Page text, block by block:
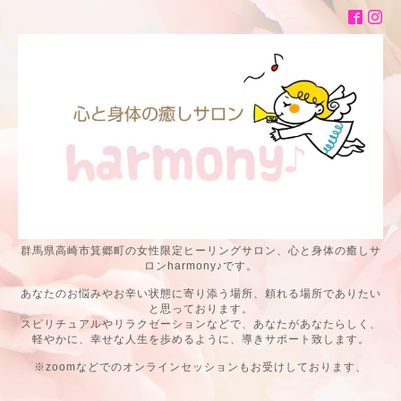
群馬県高崎市箕郷町の女性限定ヒーリングサロン、心と身体の癒しサ
ロンharmony♪です。
あなたのお悩みやお辛い状態に寄り添う場所、頼れる場所でありたい
と思っております。
スピリチュアルやリラクゼーションなどで、あなたがあなたらしく、
軽やかに、幸せな人生を歩めるように、導きサポート致します。
※zoomなどでのオンラインセッションもお受けしております、